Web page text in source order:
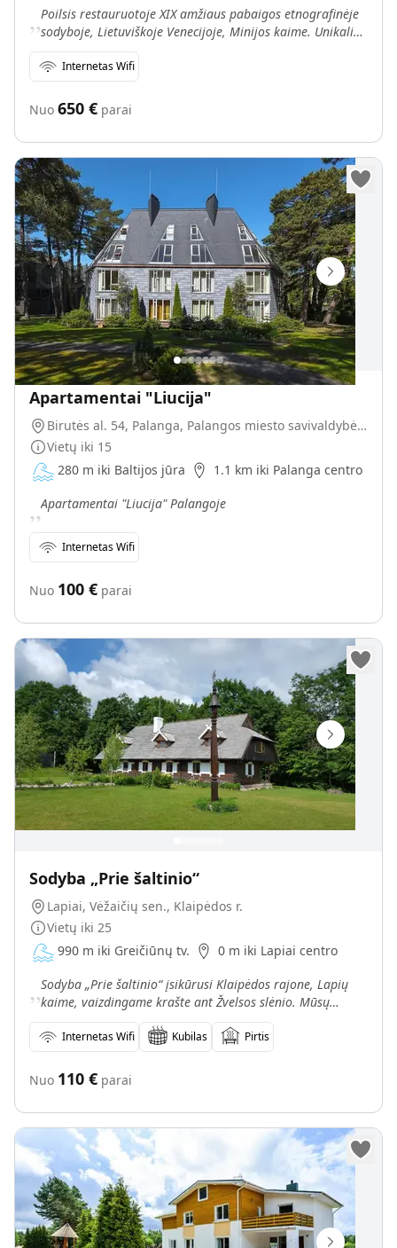
„Poilsis restauruotoje XIX amžiaus pabaigos etnografinėje
sodyboje, Lietuviškoje Venecijoje, Minijos kaime. Unikali
Nemuno deltos regioninio parko gamta, pamario
Internetas Wifi
Nuo 650 € parai
Apartamentai "Liucija"
Birutės al. 54, Palanga, Palangos miesto savivaldybė, Lietuva
Vietų iki 15
280 m iki Baltijos jūra
1.1 km iki Palanga centro
„Apartamentai "Liucija" Palangoje
Internetas Wifi
Nuo 100 € parai
Sodyba „Prie šaltinio“
Lapiai, Vėžaičių sen., Klaipėdos r.
Vietų iki 25
990 m iki Greičiūnų tv.
0 m iki Lapiai centro
„Sodyba „Prie šaltinio“ įsikūrusi Klaipėdos rajone, Lapių
kaime, vaizdingame krašte ant Žvelsos slėnio. Mūsų
vietovę dažnai pavadina „Mažąja Šveicarija". Sodyboj
Internetas Wifi Kubilas Pirtis
Nuo 110 € parai